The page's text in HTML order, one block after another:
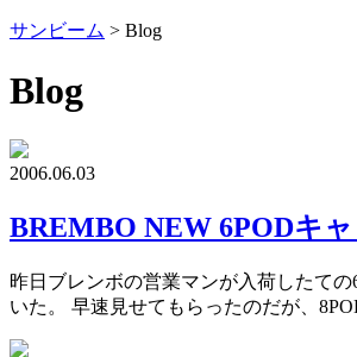
サンビーム > Blog
Blog
2006.06.03
BREMBO NEW 6PODキ
昨日ブレンボの営業マンが入荷したての
いた。 早速見せてもらったのだが、